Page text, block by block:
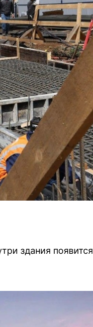
здания появится